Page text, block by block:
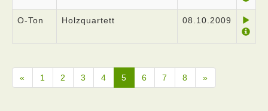
O-Ton Holzquartett 08.10.2009
« 1 2 3 4 5 6 7 8 »